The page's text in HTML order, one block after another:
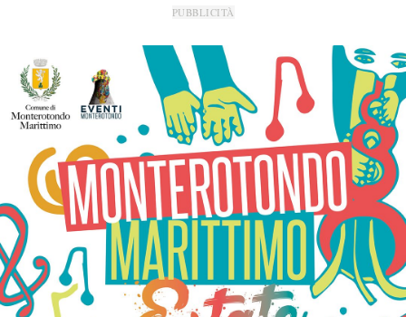
PUBBLICITÀ